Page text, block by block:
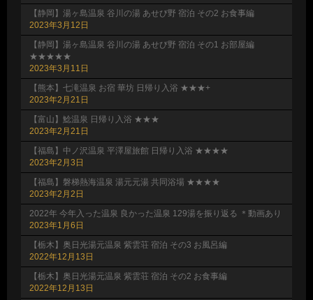
【静岡】湯ヶ島温泉 谷川の湯 あせび野 宿泊 その2 お食事編
2023年3月12日
【静岡】湯ヶ島温泉 谷川の湯 あせび野 宿泊 その1 お部屋編
★★★★★
2023年3月11日
【熊本】七滝温泉 お宿 華坊 日帰り入浴 ★★★+
2023年2月21日
【富山】鯰温泉 日帰り入浴 ★★★
2023年2月21日
【福島】中ノ沢温泉 平澤屋旅館 日帰り入浴 ★★★★
2023年2月3日
【福島】磐梯熱海温泉 湯元元湯 共同浴場 ★★★★
2023年2月2日
2022年 今年入った温泉 良かった温泉 129湯を振り返る ＊動画あり
2023年1月6日
【栃木】奥日光湯元温泉 紫雲荘 宿泊 その3 お風呂編
2022年12月13日
【栃木】奥日光湯元温泉 紫雲荘 宿泊 その2 お食事編
2022年12月13日